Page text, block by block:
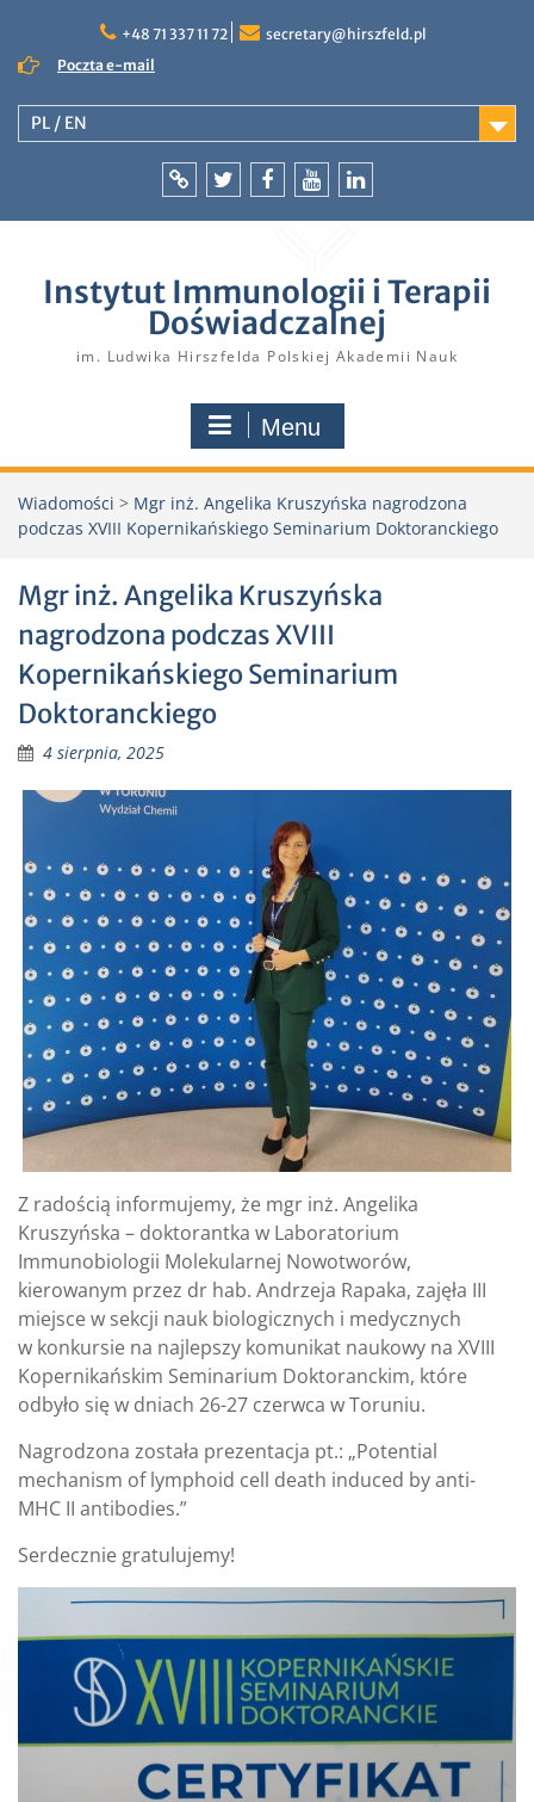
content
+48 71 337 11 72
secretary@hirszfeld.pl
Poczta e-mail
PL / EN
Instytut Immunologii i Terapii
Doświadczalnej
im. Ludwika Hirszfelda Polskiej Akademii Nauk
Menu
Wiadomości > Mgr inż. Angelika Kruszyńska nagrodzona
podczas XVIII Kopernikańskiego Seminarium Doktoranckiego
Mgr inż. Angelika Kruszyńska
nagrodzona podczas XVIII
Kopernikańskiego Seminarium
Doktoranckiego
4 sierpnia, 2025
Z radością informujemy, że mgr inż. Angelika
Kruszyńska – doktorantka w Laboratorium
Immunobiologii Molekularnej Nowotworów,
kierowanym przez dr hab. Andrzeja Rapaka, zajęła III
miejsce w sekcji nauk biologicznych i medycznych
w konkursie na najlepszy komunikat naukowy na XVIII
Kopernikańskim Seminarium Doktoranckim, które
odbyło się w dniach 26-27 czerwca w Toruniu.
Nagrodzona została prezentacja pt.: „Potential
mechanism of lymphoid cell death induced by anti-
MHC II antibodies.”
Serdecznie gratulujemy!